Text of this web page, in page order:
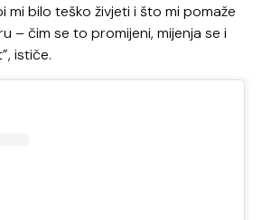
mi bilo teško živjeti i što mi pomaže
– čim se to promijeni, mijenja se i
ističe.